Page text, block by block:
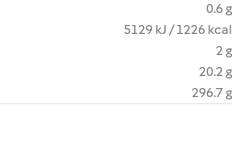
0.6 g
5129 kJ / 1226 kcal
2 g
20.2 g
296.7 g